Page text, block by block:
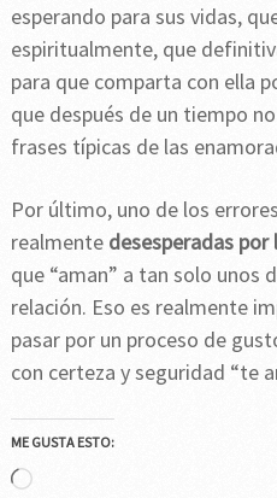
esperando para sus vidas,
espiritualmente, que
para que comparta con ella
que después de un tiempo
frases típicas de las
Por último, uno de los
realmente desesperadas por
que “aman” a tan solo unos
relación. Eso es realmente
pasar por un proceso de
con certeza y seguridad “te
ME GUSTA ESTO:
Cargando...